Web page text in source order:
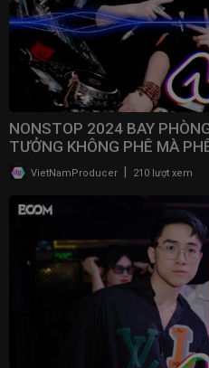
NONSTOP 2024 BAY
TƯỞNG KHÔNG PHÊ MÀ
NONSTOP VN
VietNamProducer 210 lượt xem